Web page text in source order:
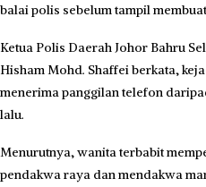
balai polis sebelum tampil
Ketua Polis Daerah Johor Bahru
Hisham Mohd. Shaffei berkata,
menerima panggilan telefon
lalu.
Menurutnya, wanita terbabit
pendakwa raya dan mendakwa